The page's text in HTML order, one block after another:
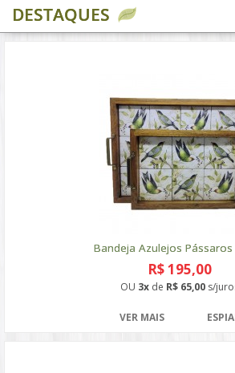
DESTAQUES
Bandeja Azulejos Pássaros
R$ 195,00
OU 3x de R$ 65,00 s/
VER MAIS